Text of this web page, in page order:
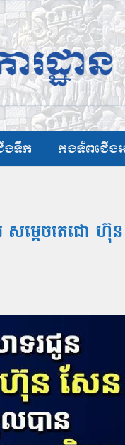
ងទឹក កងទ័ពជើង
តេចតេជោ ហ៊ុន